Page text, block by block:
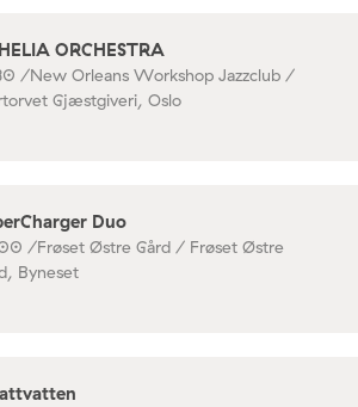
ORCHESTRA
/New Orleans Workshop Jazzclub /
Gjæstgiveri, Oslo
Duo
/Frøset Østre Gård / Frøset Østre
Byneset